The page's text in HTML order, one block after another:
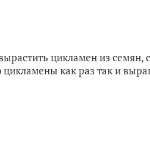
цикламен из
цикламены как раз так и